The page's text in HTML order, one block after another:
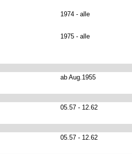
1974 - alle
1975 - alle
ab Aug.1955
05.57 - 12.62
05.57 - 12.62